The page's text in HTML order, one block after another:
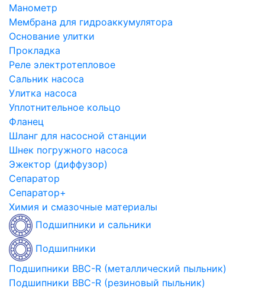
Манометр
Мембрана для гидроаккумулятора
Основание улитки
Прокладка
Реле электротепловое
Сальник насоса
Улитка насоса
Уплотнительное кольцо
Фланец
Шланг для насосной станции
Шнек погружного насоса
Эжектор (диффузор)
Сепаратор
Сепаратор+
Химия и смазочные материалы
Подшипники и сальники
Подшипники
Подшипники BBC-R (металлический пыльник)
Подшипники BBC-R (резиновый пыльник)